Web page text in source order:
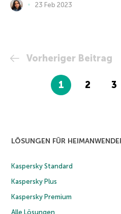
23 Feb 2023
Vorheriger Beitrag
1 2 3
LÖSUNGEN FÜR
Kaspersky Standard
Kaspersky Plus
Kaspersky Premium
Alle Lösungen